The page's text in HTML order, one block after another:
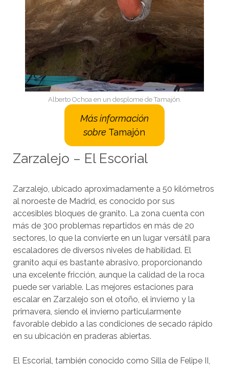
Alberto Ochoa en un desplome de Tamajón.
Más información
sobre Tamajón
Zarzalejo – El Escorial
Zarzalejo, ubicado aproximadamente a 50 kilómetros
al noroeste de Madrid, es conocido por sus
accesibles bloques de granito. La zona cuenta con
más de 300 problemas repartidos en más de 20
sectores, lo que la convierte en un lugar versátil para
escaladores de diversos niveles de habilidad. El
granito aquí es bastante abrasivo, proporcionando
una excelente fricción, aunque la calidad de la roca
puede ser variable. Las mejores estaciones para
escalar en Zarzalejo son el otoño, el invierno y la
primavera, siendo el invierno particularmente
favorable debido a las condiciones de secado rápido
en su ubicación en praderas abiertas.
El Escorial, también conocido como Silla de Felipe II,